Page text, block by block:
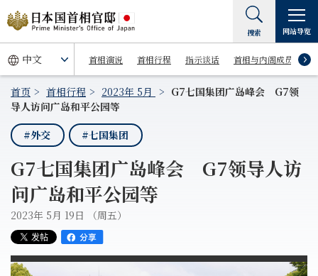
首相演说 首相行程 指示谈话 首相与内阁成员
搜索 网站导览
首页 首相行程 2023年 5月
G7七国集团广岛峰会 G7领
导人访问广岛和平公园等
#外交
#七国集团
G7七国集团广岛峰会 G7领导人访
问广岛和平公园等
2023年 5月 19日 （周五）